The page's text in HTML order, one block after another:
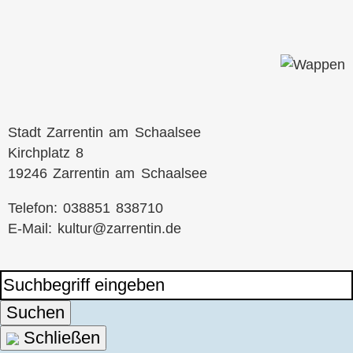
Stadt Zarrentin am Schaalsee
Kirchplatz 8
19246 Zarrentin am Schaalsee
Telefon: 038851 838710
E-Mail: kultur@zarrentin.de
Suchen
Schließen